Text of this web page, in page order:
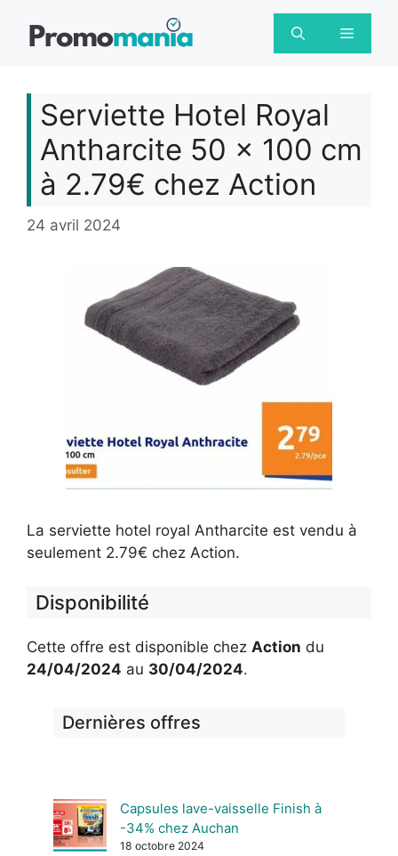
Menu
Serviette Hotel Royal
Antharcite 50 x 100 cm
à 2.79€ chez Action
24 avril 2024
La serviette hotel royal Antharcite est vendu à
seulement 2.79€ chez Action.
Disponibilité
Cette offre est disponible chez Action du
24/04/2024 au 30/04/2024.
Dernières offres
Capsules lave-vaisselle Finish à
-34% chez Auchan
18 octobre 2024